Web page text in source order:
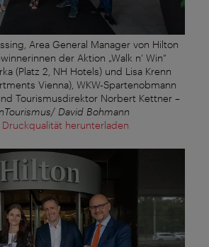
Area General Manager von Hilton
der Aktion „Walk n‘ Win“
(Platz 2, NH Hotels) und Lisa Krenn
Vienna), WKW-Spartenobmann
Tourismusdirektor Norbert Kettner–
David Bohmann
Druckqualität herunterladen